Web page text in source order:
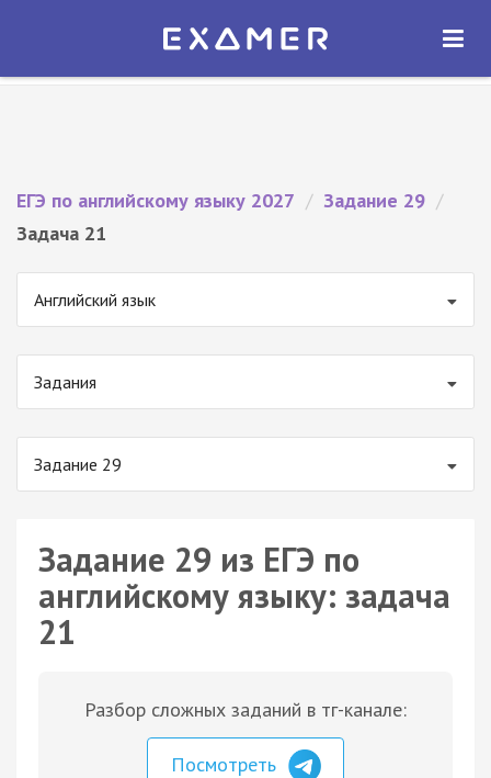
Экзамер — ЕГЭ 2027
ОТКРЫТЬ
ЕГЭ по английскому языку 2027 / Задание 29 /
Задача 21
Английский язык
Задания
Задание 29
Задание 29 из ЕГЭ по
английскому языку: задача
21
Разбор сложных заданий в тг-канале:
Посмотреть